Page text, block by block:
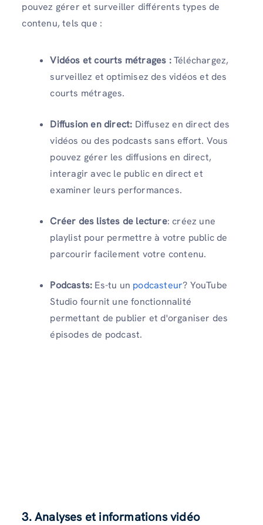
pouvez gérer et surveiller différents types de
contenu, tels que :
Vidéos et courts métrages :Téléchargez,
surveillez et optimisez des vidéos et des
courts métrages.
Diffusion en direct: Diffusez en direct des
vidéos ou des podcasts sans effort. Vous
pouvez gérer les diffusions en direct,
interagir avec le public en direct et
examiner leurs performances.
Créer des listes de lecture: créez une
playlist pour permettre à votre public de
parcourir facilement votre contenu.
Podcasts: Es-tu un podcasteur? YouTube
Studio fournit une fonctionnalité
permettant de publier et d'organiser des
épisodes de podcast.
3. Analyses et informations vidéo